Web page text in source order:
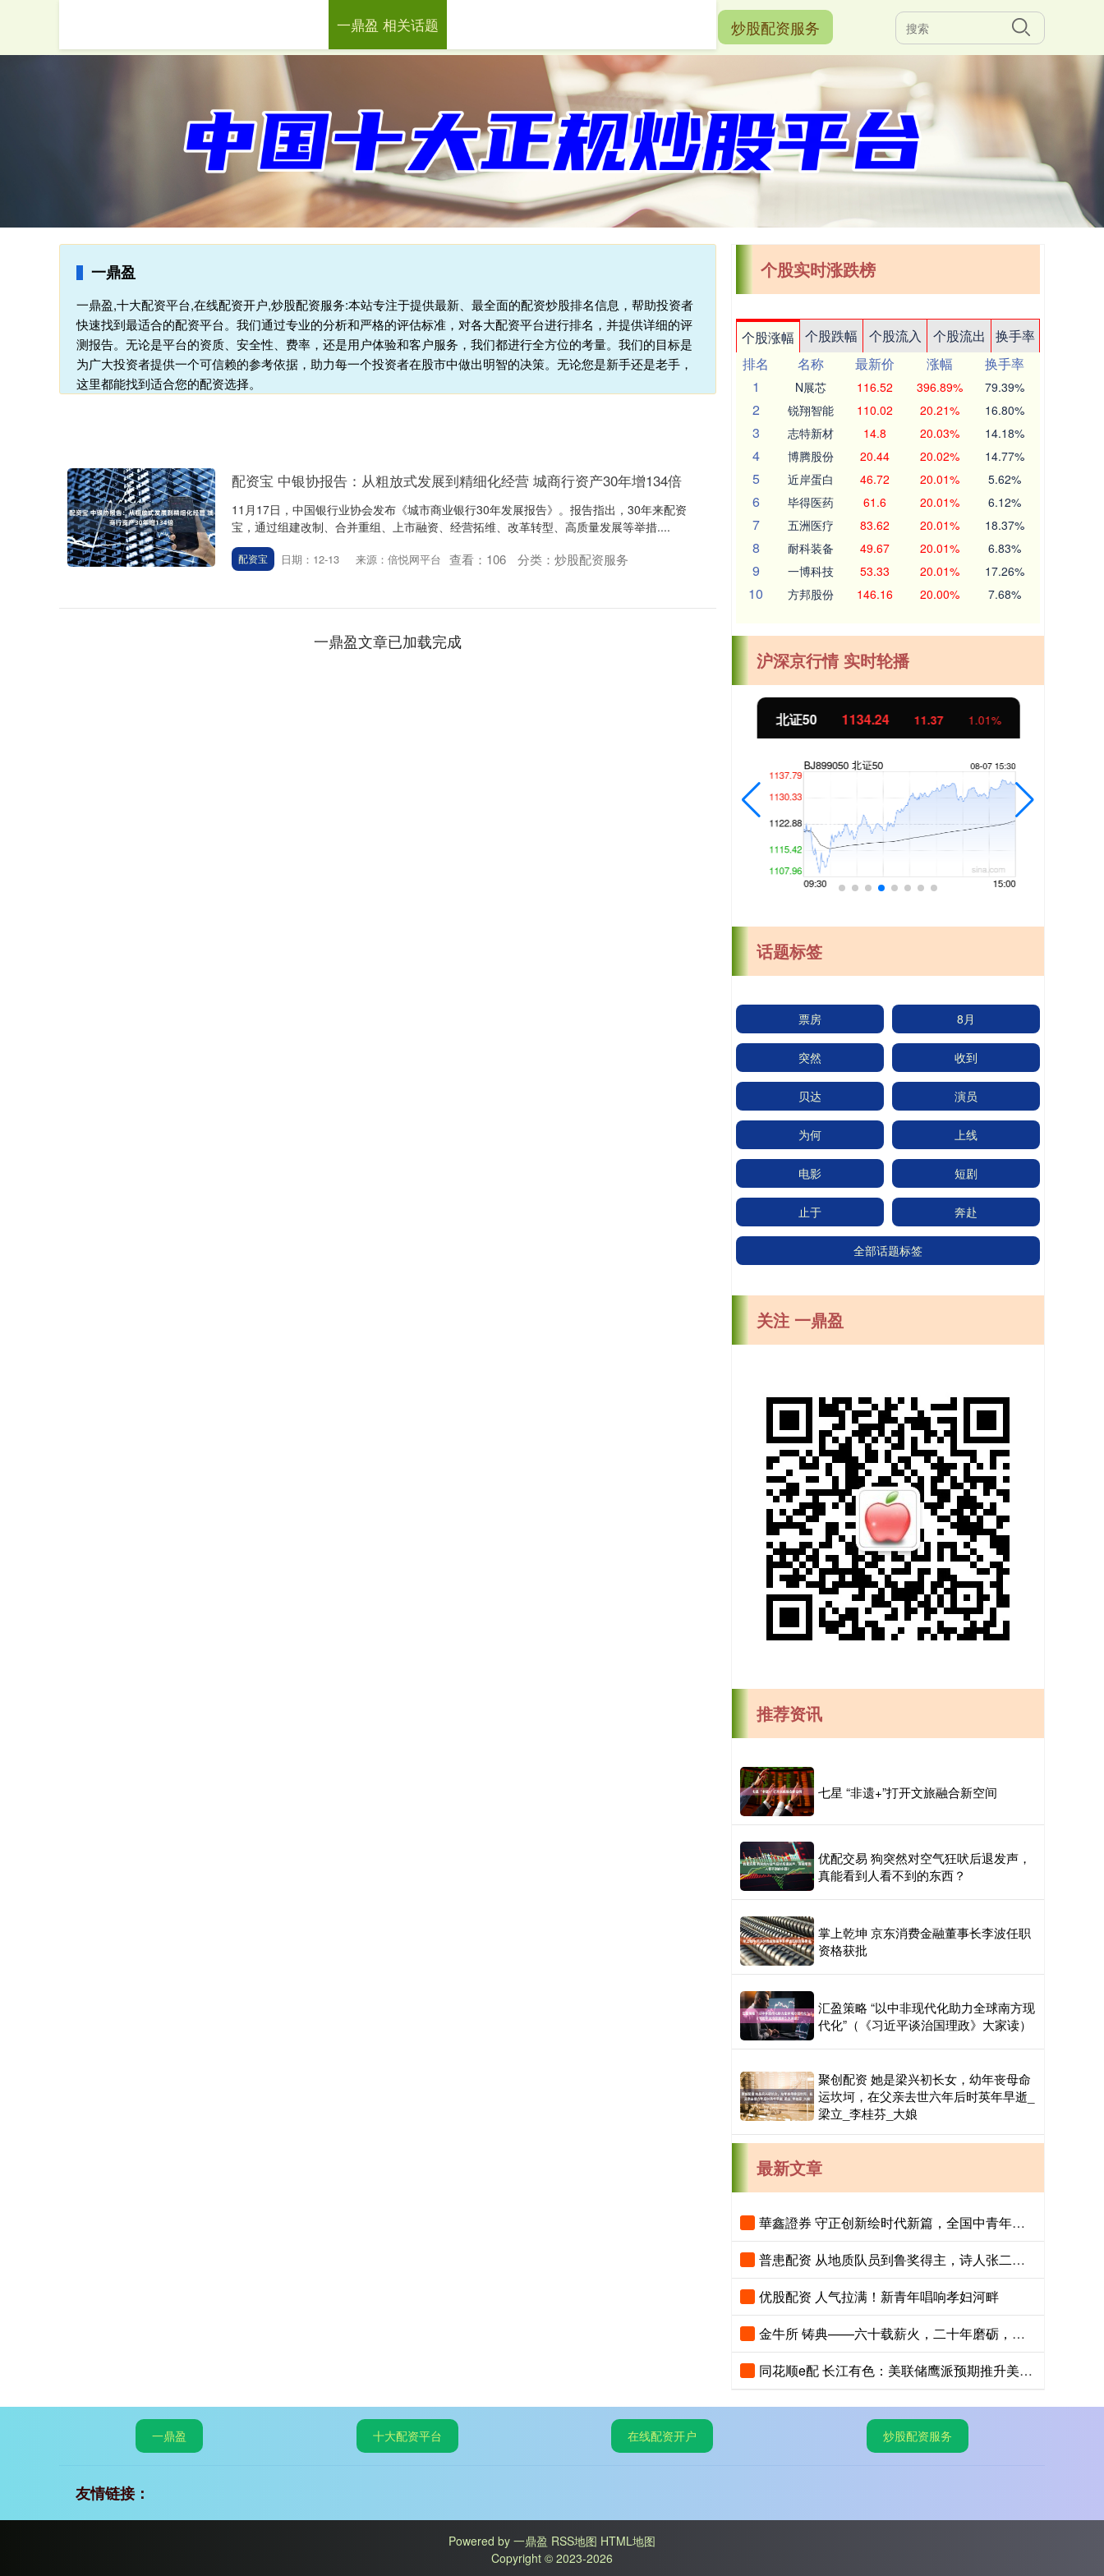
一鼎盈 炒股配资服务
一鼎盈
一鼎盈,十大配资平台,在线配资开户,炒股配资服务:本站专注于提供最新、最全面的配资炒股排名信息，帮助投资者
快速找到最适合的配资平台。我们通过专业的分析和严格的评估标准，对各大配资平台进行排名，并提供详细的评
测报告。无论是平台的资质、安全性、费率，还是用户体验和客户服务，我们都进行全方位的考量。我们的目标是
为广大投资者提供一个可信赖的参考依据，助力每一个投资者在股市中做出明智的决策。无论您是新手还是老手，
这里都能找到适合您的配资选择。
一鼎盈 相关话题
配资宝 中银协报告：从粗放式发展到精细化经营 城商行资产30年增134倍
11月17日，中国银行业协会发布《城市商业银行30年发展报告》。报告指出，30年来配资
宝，通过组建改制、合并重组、上市融资、经营拓维、改革转型、高质量发展等举措....
配资宝 日期：12-13 来源：倍悦网平台 查看： 106 分类： 炒股配资服务
一鼎盈文章已加载完成
个股实时涨跌榜
个股涨幅 个股跌幅 个股流入 个股流出
换手率
排名
名称 最新价 涨幅
换手率
1
N展芯 116.52 396.89% 79.39%
2 锐翔智能 110.02 20.21% 16.80%
3 志特新材 14.8 20.03% 14.18%
4 博腾股份 20.44 20.02% 14.77%
5 近岸蛋白 46.72 20.01% 5.62%
6 毕得医药 61.6 20.01% 6.12%
7 五洲医疗 83.62 20.01% 18.37%
8 耐科装备 49.67 20.01% 6.83%
9 一博科技 53.33 20.01% 17.26%
10 方邦股份 146.16 20.00% 7.68%
沪深京行情 实时轮播
北证50 1134.24 11.37 1.01%
话题标签
票房 8月
突然 收到
贝达 演员
为何 上线
电影 短剧
止于 奔赴
全部话题标签
关注 一鼎盈
推荐资讯
七星 “非遗+”打开文旅融合新空间
优配交易 狗突然对空气狂吠后退发声，
真能看到人看不到的东西？
掌上乾坤 京东消费金融董事长李波任职
资格获批
汇盈策略 “以中非现代化助力全球南方现
代化”（《习近平谈治国理政》大家读）
聚创配资 她是梁兴初长女，幼年丧母命
运坎坷，在父亲去世六年后时英年早逝_
梁立_李桂芬_大娘
最新文章
華鑫證券 守正创新绘时代新篇，全国中青年创新艺术展登陆中国美术馆
普患配资 从地质队员到鲁奖得主，诗人张二棍分享写作与人生：“因为苍天在上，我愿埋首人间”
优股配资 人气拉满！新青年唱响孝妇河畔
金牛所 铸典——六十载薪火，二十年磨砺，《现代汉语大词典》出版
同花顺e配 长江有色：美联储鹰派预期推升美指位居13个月高位 25日镍价或小跌
一鼎盈 十大配资平台 在线配资开户 炒股配资服务
友情链接：
Powered by 一鼎盈 RSS地图 HTML地图
Copyright © 2023-2026